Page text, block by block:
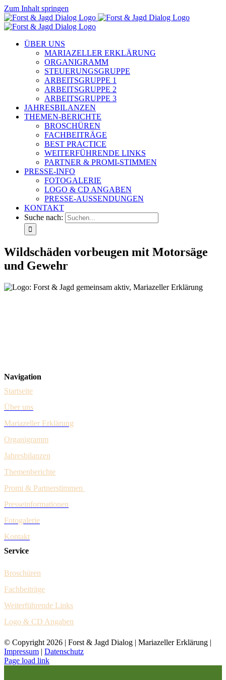
Zum Inhalt springen
ÜBER UNS
MARIAZELLER ERKLÄRUNG
ORGANIGRAMM
STEUERUNGSGRUPPE
ARBEITSGRUPPE 1
ARBEITSGRUPPE 2
ARBEITSGRUPPE 3
JAHRESBILANZEN
THEMEN-BERICHTE
BROSCHÜREN
FACHBEITRÄGE
BEST PRACTICE
WEITERFÜHRENDE LINKS
PARTNER & PROMI-STIMMEN
PRESSE-INFO
FOTOGALERIE
LOGO & CD ANGABEN
PRESSE-AUSSENDUNGEN
KONTAKT
Suche nach:
Wildschäden vorbeugen mit Motorsäge
und Gewehr
Navigation
Startseite
Über uns
Mariazeller Erklärung
Organigramm
Jahresbilanzen
Themenberichte
Promi & Partnerstimmen
Presseinformationen
Fotogalerie
Kontakt
Service
Broschüren
Fachbeiträge
Weiterführende Links
Logo & CD Angaben
© Copyright 2026 | Forst & Jagd Dialog | Mariazeller Erklärung |
Impressum | Datenschutz
Page load link